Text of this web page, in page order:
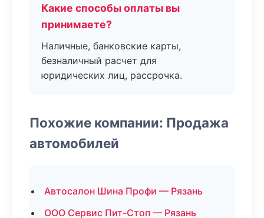
Какие способы оплаты вы
принимаете?
Наличные, банковские карты,
безналичный расчет для
юридических лиц, рассрочка.
Похожие компании: Продажа
автомобилей
Автосалон Шина Профи — Рязань
ООО Сервис Пит-Стоп — Рязань